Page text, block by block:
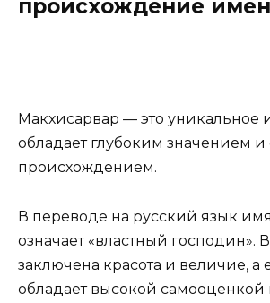
происхождение
Макхисарвар — это уникальное
обладает глубоким значением
происхождением.
В переводе на русский язык
означает «властный господин».
заключена красота и величие, а
обладает высокой самооценкой